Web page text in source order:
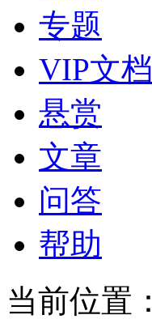
专题
VIP文档
悬赏
文章
问答
帮助
当前位置：